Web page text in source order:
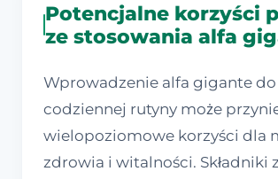
Potencjalne korzyści
ze stosowania alfa
Wprowadzenie alfa gigante do
codziennej rutyny może
wielopoziomowe korzyści dla
zdrowia i witalności. Składniki